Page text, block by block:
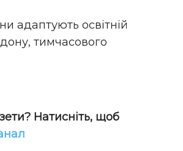
адаптують освітній
тимчасового
Натисніть, щоб